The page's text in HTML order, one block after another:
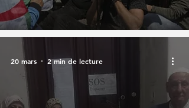
20 mars 2 min de lecture